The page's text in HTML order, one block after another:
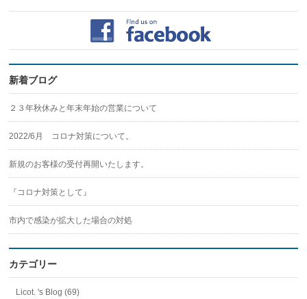
表
示
新着ブログ
２３年秋休みと年末年始の営業について
2022/6月 コロナ対策について。
新規のお客様の受付再開いたします。
『コロナ対策として』
市内で感染が拡大した場合の対処
カテゴリー
Licot. 's Blog (69)